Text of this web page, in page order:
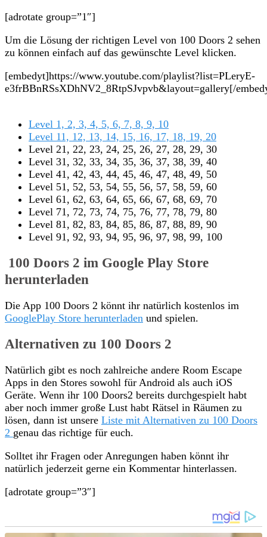
[adrotate group=”1″]
Um die Lösung der richtigen Level von 100 Doors 2 sehen
zu können einfach auf das gewünschte Level klicken.
[embedyt]https://www.youtube.com/playlist?list=PLeryE-
e3frBBnRSsXDhNV2_8RtpSJvpvb&layout=gallery[/
Level 1, 2, 3, 4, 5, 6, 7, 8, 9, 10
Level 11, 12, 13, 14, 15, 16, 17, 18, 19, 20
Level 21, 22, 23, 24, 25, 26, 27, 28, 29, 30
Level 31, 32, 33, 34, 35, 36, 37, 38, 39, 40
Level 41, 42, 43, 44, 45, 46, 47, 48, 49, 50
Level 51, 52, 53, 54, 55, 56, 57, 58, 59, 60
Level 61, 62, 63, 64, 65, 66, 67, 68, 69, 70
Level 71, 72, 73, 74, 75, 76, 77, 78, 79, 80
Level 81, 82, 83, 84, 85, 86, 87, 88, 89, 90
Level 91, 92, 93, 94, 95, 96, 97, 98, 99, 100
100 Doors 2 im Google Play Store
herunterladen
Die App 100 Doors 2 könnt ihr natürlich kostenlos im
GooglePlay Store herunterladen und spielen.
Alternativen zu 100 Doors 2
Natürlich gibt es noch zahlreiche andere Room Escape
Apps in den Stores sowohl für Android als auch iOS
Geräte. Wenn ihr 100 Doors2 bereits durchgespielt habt
aber noch immer große Lust habt Rätsel in Räumen zu
lösen, dann ist unsere Liste mit Alternativen zu 100 Doors
2 genau das richtige für euch.
Solltet ihr Fragen oder Anregungen haben könnt ihr
natürlich jederzeit gerne ein Kommentar hinterlassen.
[adrotate group=”3″]